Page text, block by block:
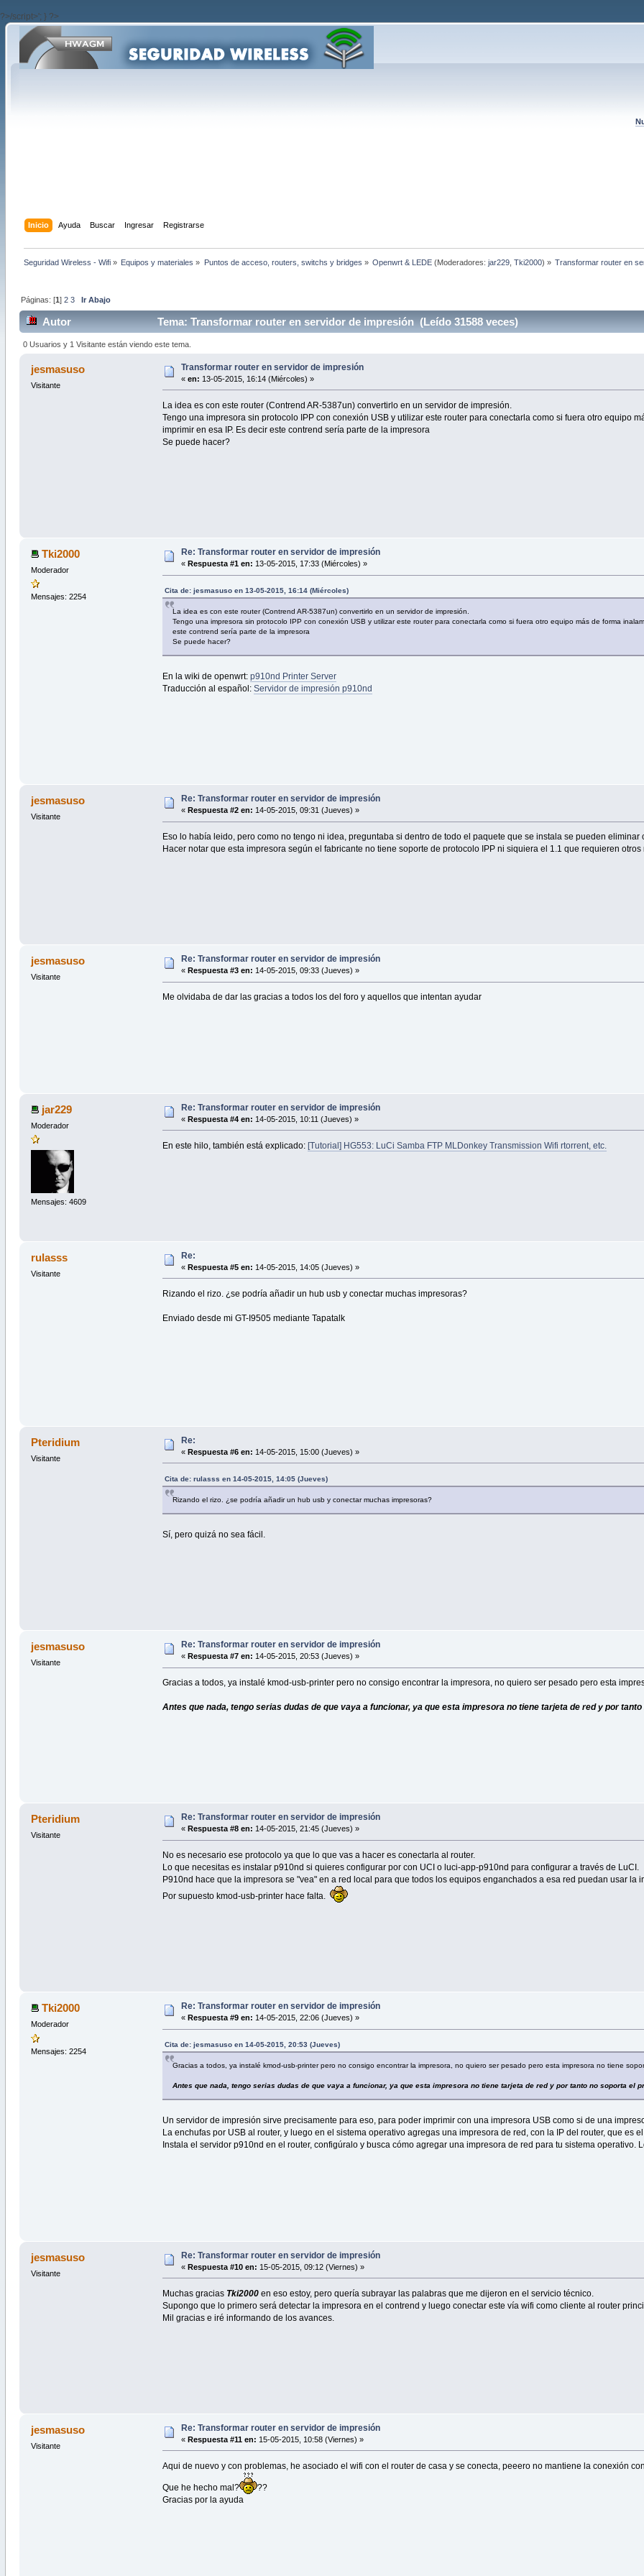
?>/script>'; } ?>
Inicio Ayuda Buscar Ingresar Registrarse
Seguridad Wireless - Wifi» Equipos y materiales » Puntos de acceso, routers, switchs y bridges » Openwrt & LEDE(Moderadores: jar229, Tki2000) » Transformar router en
Páginas: [1] 2 3 Ir Abajo
Autor Tema: Transformar router en servidor de impresión (Leído 31588 veces)
0 Usuarios y 1 Visitante están viendo este tema.
jesmasuso
Visitante
Transformar router en servidor de impresión
« en: 13-05-2015, 16:14 (Miércoles) »
La idea es con este router (Contrend AR-5387un) convertirlo en un servidor de impresión.
Tengo una impresora sin protocolo IPP con conexión USB y utilizar este router para conectarla como si fuera otro equipo
imprimir en esa IP. Es decir este contrend sería parte de la impresora
Se puede hacer?
Tki2000
Moderador
Mensajes: 2254
Re: Transformar router en servidor de impresión
« Respuesta #1 en: 13-05-2015, 17:33 (Miércoles) »
Cita de: jesmasuso en 13-05-2015, 16:14 (Miércoles)
La idea es con este router (Contrend AR-5387un) convertirlo en un servidor de impresión.
Tengo una impresora sin protocolo IPP con conexión USB y utilizar este router para conectarla como si fuera otro equipo más de forma
este contrend sería parte de la impresora
Se puede hacer?
En la wiki de openwrt:p910nd Printer Server
Traducción al español:Servidor de impresión p910nd
jesmasuso
Visitante
Re: Transformar router en servidor de impresión
« Respuesta #2 en: 14-05-2015, 09:31 (Jueves) »
Eso lo había leido, pero como no tengo ni idea, preguntaba si dentro de todo el paquete que se instala se pueden
Hacer notar que esta impresora según el fabricante no tiene soporte de protocolo IPP ni siquiera el 1.1 que requieren otros
jesmasuso
Visitante
Re: Transformar router en servidor de impresión
« Respuesta #3 en: 14-05-2015, 09:33 (Jueves) »
Me olvidaba de dar las gracias a todos los del foro y aquellos que intentan ayudar
jar229
Moderador
Mensajes: 4609
Re: Transformar router en servidor de impresión
« Respuesta #4 en: 14-05-2015, 10:11 (Jueves) »
En este hilo, también está explicado:[Tutorial] HG553: LuCi Samba FTP MLDonkey Transmission Wifi rtorrent, etc.
rulasss
Visitante
Re:
« Respuesta #5 en: 14-05-2015, 14:05 (Jueves) »
Rizando el rizo. ¿se podría añadir un hub usb y conectar muchas impresoras?
Enviado desde mi GT-I9505 mediante Tapatalk
Pteridium
Visitante
Re:
« Respuesta #6 en: 14-05-2015, 15:00 (Jueves) »
Cita de: rulasss en 14-05-2015, 14:05 (Jueves)
Rizando el rizo. ¿se podría añadir un hub usb y conectar muchas impresoras?
Sí, pero quizá no sea fácil.
jesmasuso
Visitante
Re: Transformar router en servidor de impresión
« Respuesta #7 en: 14-05-2015, 20:53 (Jueves) »
Gracias a todos, ya instalé kmod-usb-printer pero no consigo encontrar la impresora, no quiero ser pesado pero esta
Antes que nada, tengo serias dudas de que vaya a funcionar, ya que esta impresora no tiene tarjeta de red y por
Pteridium
Visitante
Re: Transformar router en servidor de impresión
« Respuesta #8 en: 14-05-2015, 21:45 (Jueves) »
No es necesario ese protocolo ya que lo que vas a hacer es conectarla al router.
Lo que necesitas es instalar p910nd si quieres configurar por con UCI o luci-app-p910nd para configurar a través de LuCI.
P910nd hace que la impresora se "vea" en a red local para que todos los equipos enganchados a esa red puedan usar la
Por supuesto kmod-usb-printer hace falta.
Tki2000
Moderador
Mensajes: 2254
Re: Transformar router en servidor de impresión
« Respuesta #9 en: 14-05-2015, 22:06 (Jueves) »
Cita de: jesmasuso en 14-05-2015, 20:53 (Jueves)
Gracias a todos, ya instalé kmod-usb-printer pero no consigo encontrar la impresora, no quiero ser pesado pero esta impresora no tiene
Antes que nada, tengo serias dudas de que vaya a funcionar, ya que esta impresora no tiene tarjeta de red y por tanto no soporta el
Un servidor de impresión sirve precisamente para eso, para poder imprimir con una impresora USB como si de una
La enchufas por USB al router, y luego en el sistema operativo agregas una impresora de red, con la IP del router, que es
Instala el servidor p910nd en el router, configúralo y busca cómo agregar una impresora de red para tu sistema operativo.
jesmasuso
Visitante
Re: Transformar router en servidor de impresión
« Respuesta #10 en: 15-05-2015, 09:12 (Viernes) »
Muchas gracias Tki2000 en eso estoy, pero quería subrayar las palabras que me dijeron en el servicio técnico.
Supongo que lo primero será detectar la impresora en el contrend y luego conectar este vía wifi como cliente al router
Mil gracias e iré informando de los avances.
jesmasuso
Visitante
Re: Transformar router en servidor de impresión
« Respuesta #11 en: 15-05-2015, 10:58 (Viernes) »
Aqui de nuevo y con problemas, he asociado el wifi con el router de casa y se conecta, peeero no mantiene la conexión
Que he hecho mal?
??
Gracias por la ayuda